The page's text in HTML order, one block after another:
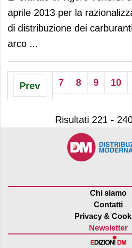
aprile 2013 per la
di distribuzione dei
arco ...
Prev 7 8 9 10
Risultati 221 -
Chi siamo
Contatti
Privacy &
Newsletter